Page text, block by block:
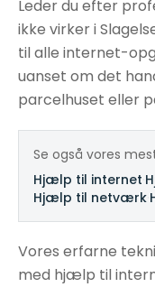
Leder du efter
ikke virker i
til alle internet-
uanset om det
parcelhuset eller
Se også vores
Hjælp til internet
Hjælp til netværk
Vores erfarne
med hjælp til